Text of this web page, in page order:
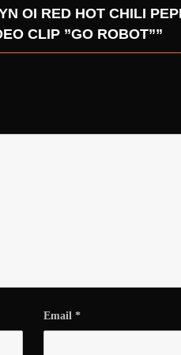
ΟΙ RED HOT CHILI
CLIP ”GO ROBOT””
Email *